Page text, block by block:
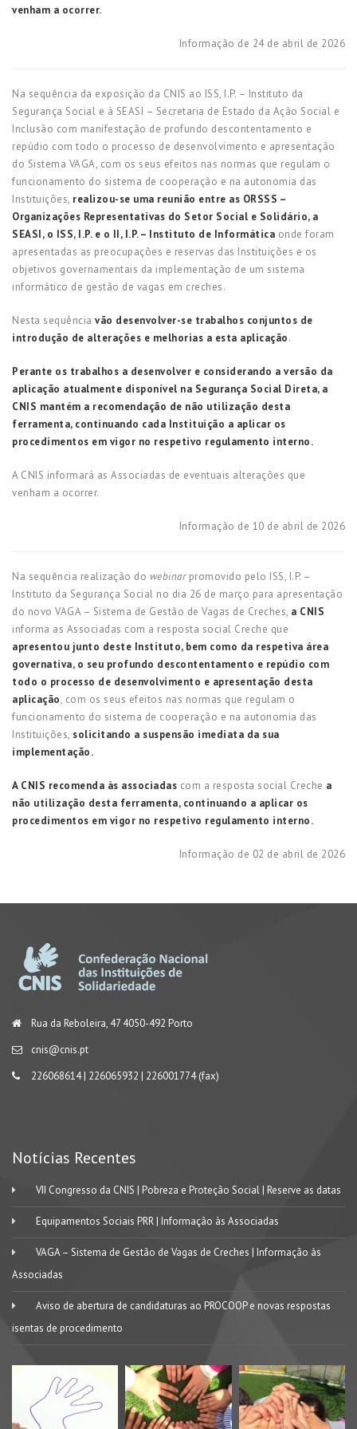
venham a ocorrer.
Informação de 24 de abril de 2026
Na sequência da exposição da CNIS ao ISS, I.P. – Instituto da
Segurança Social e à SEASI – Secretaria de Estado da Ação Social e
Inclusão com manifestação de profundo descontentamento e
repúdio com todo o processo de desenvolvimento e apresentação
do Sistema VAGA, com os seus efeitos nas normas que regulam o
funcionamento do sistema de cooperação e na autonomia das
Instituições, realizou-se uma reunião entre as ORSSS –
Organizações Representativas do Setor Social e Solidário, a
SEASI, o ISS, I.P. e o II, I.P. – Instituto de Informática onde foram
apresentadas as preocupações e reservas das Instituições e os
objetivos governamentais da implementação de um sistema
informático de gestão de vagas em creches.
Nesta sequência vão desenvolver-se trabalhos conjuntos de
introdução de alterações e melhorias a esta aplicação.
Perante os trabalhos a desenvolver e considerando a versão da
aplicação atualmente disponível na Segurança Social Direta, a
CNIS mantém a recomendação de não utilização desta
ferramenta, continuando cada Instituição a aplicar os
procedimentos em vigor no respetivo regulamento interno.
A CNIS informará as Associadas de eventuais alterações que
venham a ocorrer.
Informação de 10 de abril de 2026
Na sequência realização do webinarpromovido pelo ISS, I.P. –
Instituto da Segurança Social no dia 26 de março para apresentação
do novo VAGA – Sistema de Gestão de Vagas de Creches, a CNIS
informa as Associadas com a resposta social Creche que
apresentou junto deste Instituto, bem como da respetiva área
governativa, o seu profundo descontentamento e repúdio com
todo o processo de desenvolvimento e apresentação desta
aplicação, com os seus efeitos nas normas que regulam o
funcionamento do sistema de cooperação e na autonomia das
Instituições, solicitando a suspensão imediata da sua
implementação.
A CNIS recomenda às associadas com a resposta social Creche a
não utilização desta ferramenta, continuando a aplicar os
procedimentos em vigor no respetivo regulamento interno.
Informação de 02 de abril de 2026
Rua da Reboleira, 47 4050-492 Porto
cnis@cnis.pt
226068614 | 226065932 | 226001774 (fax)
Notícias Recentes
VII Congresso da CNIS | Pobreza e Proteção Social | Reserve as datas
Equipamentos Sociais PRR | Informação às Associadas
VAGA – Sistema de Gestão de Vagas de Creches | Informação às
Associadas
Aviso de abertura de candidaturas ao PROCOOP e novas respostas
isentas de procedimento